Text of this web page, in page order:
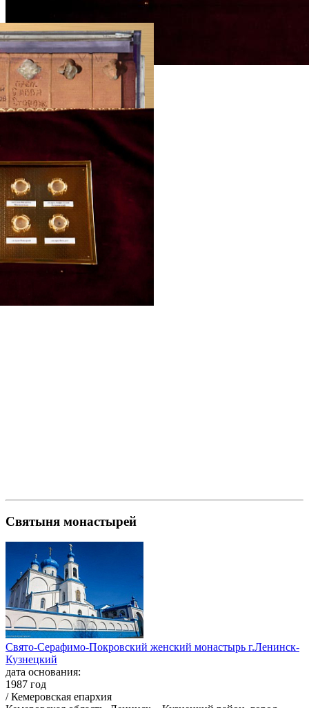
Галерея
Святыня монастырей
Свято-Серафимо-Покровский женский монастырь г.Ленинск-
Кузнецкий
дата основания:
1987 год
/ Кемеровская епархия